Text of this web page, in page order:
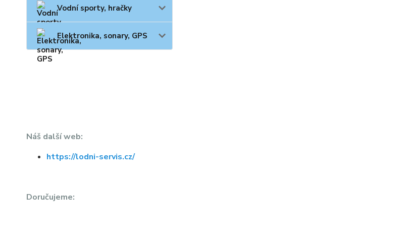
Vodní sporty, hračky
Elektronika, sonary, GPS
Náš další web:
https://lodni-servis.cz/
Doručujeme: